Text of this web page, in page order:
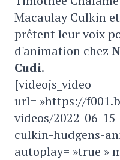
Macaulay Culkin
prêtent leur voix
d'animation chez
Cudi.
[videojs_video
url= »https://
videos/2022-06-
culkin-hudgens-
autoplay= »true »